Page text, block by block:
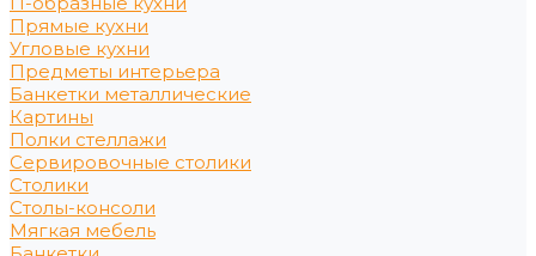
Прямые кухни
Угловые кухни
Предметы интерьера
Банкетки металлические
Картины
Полки стеллажи
Сервировочные столики
Столики
Столы-консоли
Мягкая мебель